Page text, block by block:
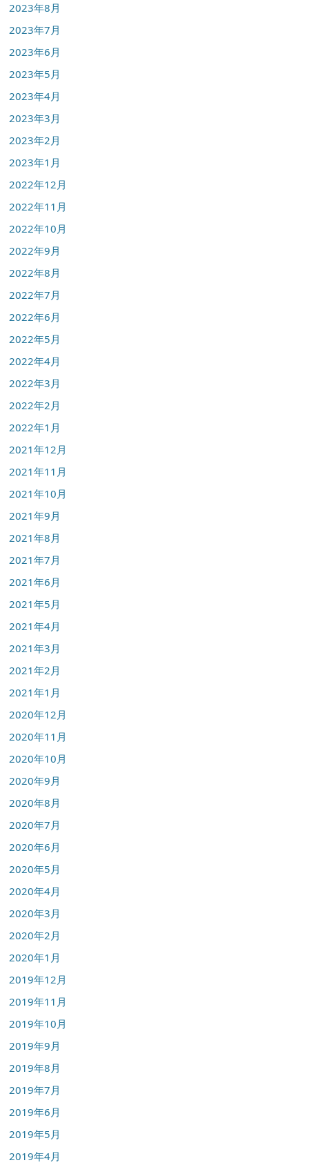
2023年8月
2023年7月
2023年6月
2023年5月
2023年4月
2023年3月
2023年2月
2023年1月
2022年12月
2022年11月
2022年10月
2022年9月
2022年8月
2022年7月
2022年6月
2022年5月
2022年4月
2022年3月
2022年2月
2022年1月
2021年12月
2021年11月
2021年10月
2021年9月
2021年8月
2021年7月
2021年6月
2021年5月
2021年4月
2021年3月
2021年2月
2021年1月
2020年12月
2020年11月
2020年10月
2020年9月
2020年8月
2020年7月
2020年6月
2020年5月
2020年4月
2020年3月
2020年2月
2020年1月
2019年12月
2019年11月
2019年10月
2019年9月
2019年8月
2019年7月
2019年6月
2019年5月
2019年4月